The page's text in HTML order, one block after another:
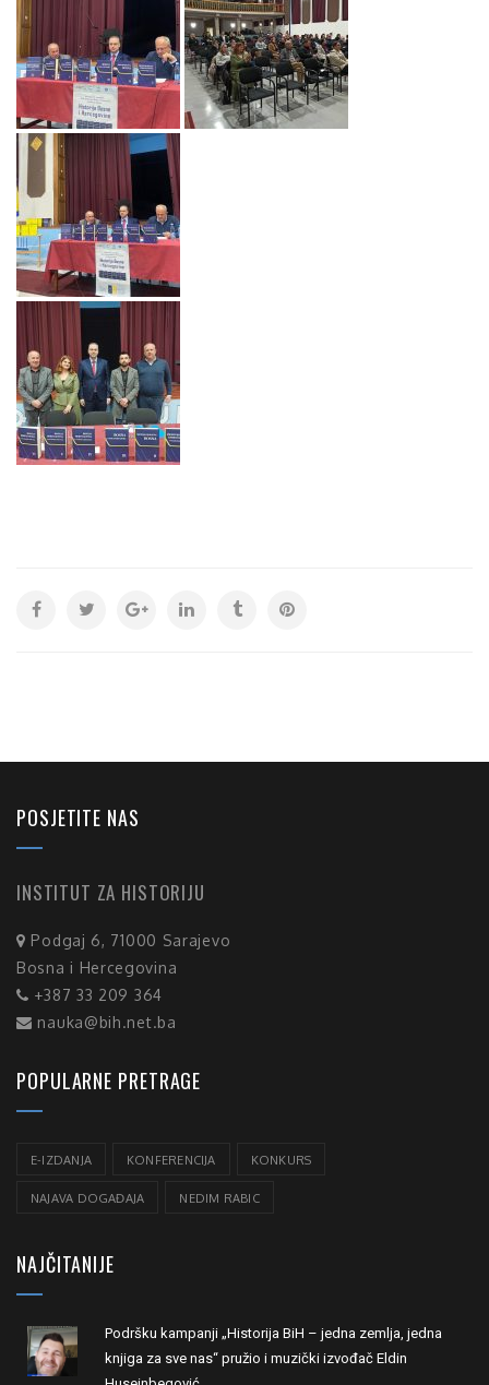
POSJETITE NAS
INSTITUT ZA HISTORIJU
Podgaj 6, 71000 Sarajevo
Bosna i Hercegovina
+387 33 209 364
nauka@bih.net.ba
POPULARNE PRETRAGE
E-IZDANJA KONFERENCIJA KONKURS
NAJAVA DOGAĐAJA NEDIM RABIC
NAJČITANIJE
Podršku kampanji „Historija BiH – jedna zemlja, jedna
knjiga za sve nas“ pružio i muzički izvođač Eldin